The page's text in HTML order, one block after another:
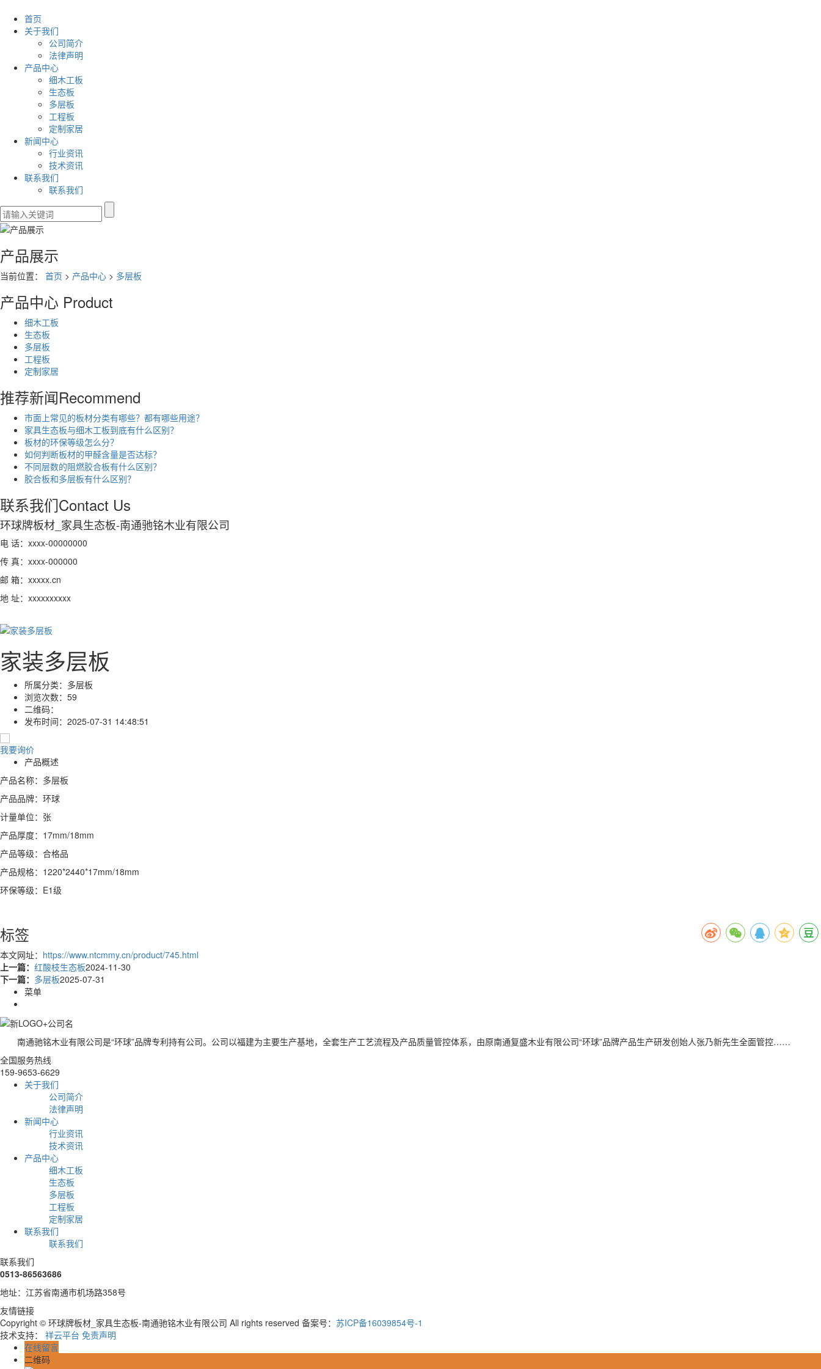
首页
关于我们
公司简介
法律声明
产品中心
细木工板
生态板
多层板
工程板
定制家居
新闻中心
行业资讯
技术资讯
联系我们
联系我们
产品展示
当前位置： 首页 > 产品中心 > 多层板
产品中心 Product
细木工板
生态板
多层板
工程板
定制家居
推荐新闻Recommend
市面上常见的板材分类有哪些？都有哪些用途？
家具生态板与细木工板到底有什么区别？
板材的环保等级怎么分？
如何判断板材的甲醛含量是否达标？
不同层数的阻燃胶合板有什么区别？
胶合板和多层板有什么区别？
联系我们Contact Us
环球牌板材_家具生态板-南通驰铭木业有限公司
电 话：xxxx-00000000
传 真：xxxx-000000
邮 箱：xxxxx.cn
地 址：xxxxxxxxxx
家装多层板
所属分类： 多层板
浏览次数： 59
二维码：
发布时间： 2025-07-31 14:48:51
我要询价
产品概述
产品名称：多层板
产品品牌：环球
计量单位：张
产品厚度：17mm/18mm
产品等级：合格品
产品规格：1220*2440*17mm/18mm
环保等级：E1级
标签
本文网址： https://www.ntcmmy.cn/product/745.html
上一篇： 红酸枝生态板2024-11-30
下一篇： 多层板2025-07-31
菜单
南通驰铭木业有限公司是“环球”品牌专利持有公司。公司以福建为主要生产基地，全套生产工艺流程及产品质量管控体系，由原南通复盛木业有限公司“环球”品牌产品生产研发创始人张乃新先生全面管控……
全国服务热线
159-9653-6629
关于我们
公司简介
法律声明
新闻中心
行业资讯
技术资讯
产品中心
细木工板
生态板
多层板
工程板
定制家居
联系我们
联系我们
联系我们
0513-86563686
地址：江苏省南通市机场路358号
友情链接
Copyright © 环球牌板材_家具生态板-南通驰铭木业有限公司 All rights reserved 备案号： 苏ICP备16039854号-1
技术支持： 祥云平台 免责声明
在线留言
二维码